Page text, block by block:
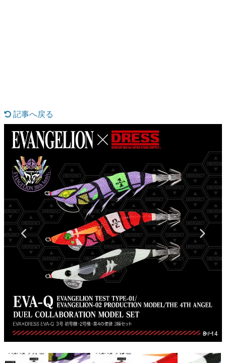
なんでゲームは面白い？
ゲーム開発者・hamatsu氏がゲームの魅力を画面や操作の
具体的な形から解き明かしていく、硬派で骨太な評論連載
です。
ゲームが変えた日本語
「経験値」「裏技」「ラスボス」… ゲームにまつわる言葉
の起源や用法の変遷を、コンピューター文化史研究家・タ
イニーP氏が徹底調査。
カテゴリ
特集記事
アプリレビュー
その他
電ファミニコゲーマーとは？
記事へ戻る
8 / 14